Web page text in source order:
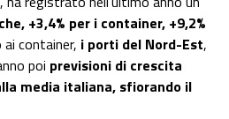
+3,4% per i container, +9,2%
container, i porti del Nord-Est,
poi previsioni di crescita
media italiana, sfiorando il